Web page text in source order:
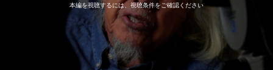
本編を視聴するには、視聴条件をご確認ください